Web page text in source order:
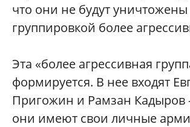
что они не будут уничтожены
группировкой более
Эта «более агрессивная
формируется. В нее входят
Пригожин и Рамзан
они имеют свои личные